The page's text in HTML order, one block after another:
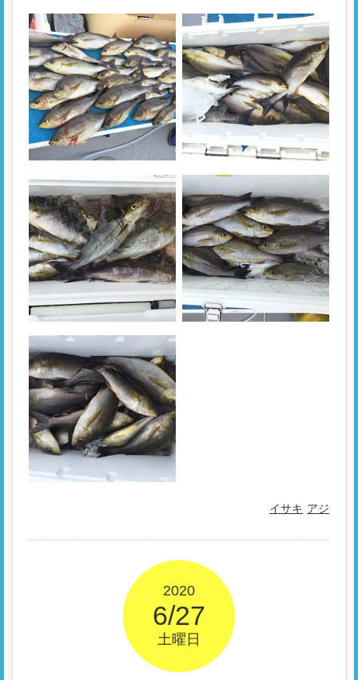
イサキ アジ
2020
6/27
土曜日